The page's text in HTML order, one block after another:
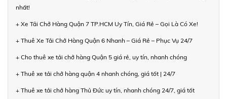
nhất!
+ Xe Tải Chở Hàng Quận 7 TP.HCM Uy Tín, Giá Rẻ – Gọi Là Có Xe!
+ Thuê Xe Tải Chở Hàng Quận 6 Nhanh – Giá Rẻ – Phục Vụ 24/7
+ Cho thuê xe tải chở hàng Quận 5 giá rẻ, uy tín, nhanh chóng
+ Thuê xe tải chở hàng quận 4 nhanh chóng, giá tốt | 24/7
+ Thuê xe tải chở hàng Thủ Đức uy tín, nhanh chóng 24/7, giá tốt